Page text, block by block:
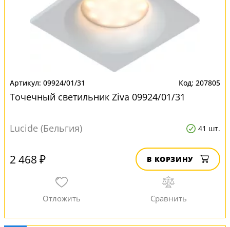
09924/01/31 207805
Точечный светильник Ziva 09924/01/31
Lucide (Бельгия) 41 шт.
2 468 ₽ В КОРЗИНУ